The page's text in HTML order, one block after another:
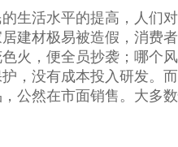
生活水平的提高，人们
建材极易被造假，消费
火，便全员抄袭；哪个
，没有成本投入研发。
公然在市面销售。大多